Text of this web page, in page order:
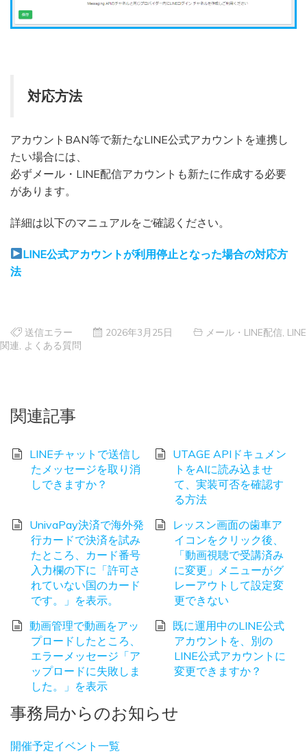
対応方法
アカウントBAN等で新たなLINE公式アカウントを連携し
たい場合には、
必ずメール・LINE配信アカウントも新たに作成する必要
があります。
詳細は以下のマニュアルをご確認ください。
LINE公式アカウントが利用停止となった場合の対応方
法
送信エラー 2026年3月25日 メール・LINE配信 LINE
関連 よくある質問
関連記事
LINEチャットで送信し
たメッセージを取り消
しできますか？
UTAGE APIドキュメン
トをAIに読み込ませ
て、実装可否を確認す
る方法
UnivaPay決済で海外発
行カードで決済を試み
たところ、カード番号
入力欄の下に「許可さ
れていない国のカード
です。」を表示。
レッスン画面の歯車ア
イコンをクリック後、
「動画視聴で受講済み
に変更」メニューがグ
レーアウトして設定変
更できない
動画管理で動画をアッ
プロードしたところ、
エラーメッセージ「ア
ップロードに失敗しま
した。」を表示
既に運用中のLINE公式
アカウントを、別の
LINE公式アカウントに
変更できますか？
事務局からのお知らせ
開催予定イベント一覧